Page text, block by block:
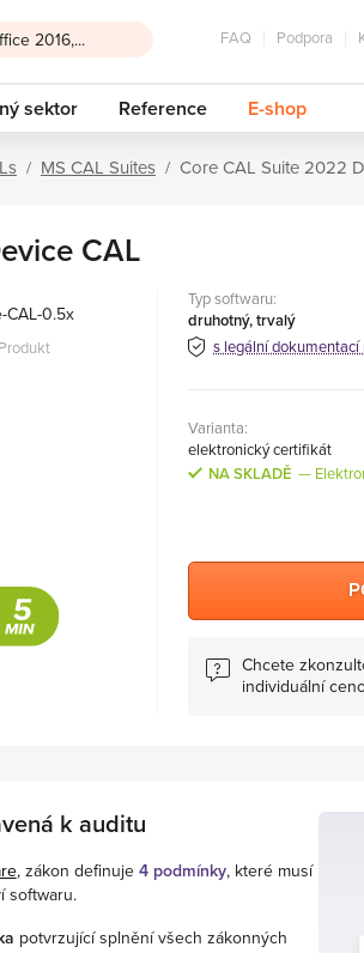
FAQ Podpora
sektor Reference E-shop
MS CAL Suites Core CAL Suite 2022
CAL
Typ softwaru:
druhotný, trvalý
s legální
Varianta:
elektronický certifikát
NA SKLADĚ
Chcete
individuální
k auditu
, zákon definuje 4 podmínky, které musí
softwaru.
potvrzující splnění všech zákonných